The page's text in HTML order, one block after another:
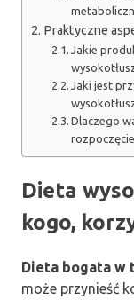
Praktyczne
Jakie
Jaki jest
Dlaczego
Dieta
kogo,
Dieta bogata w
może przynieść